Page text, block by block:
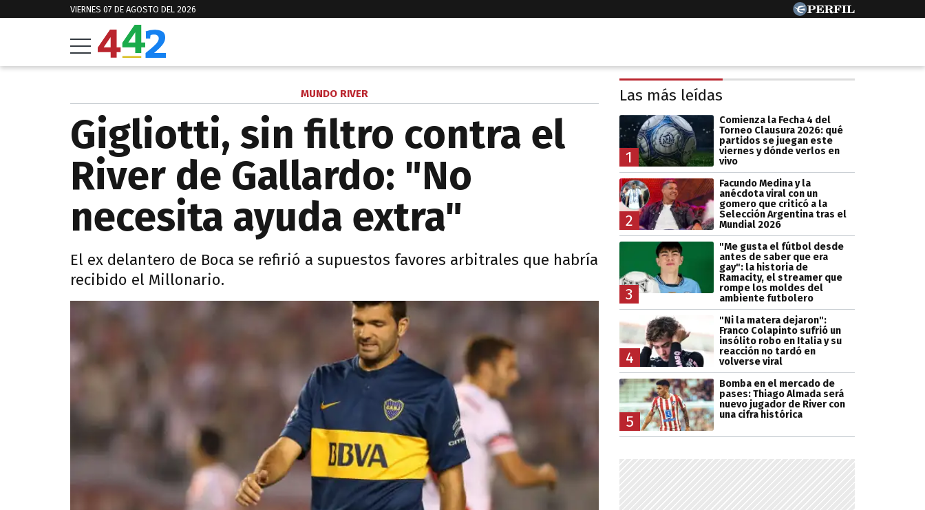
VIERNES 07 DE AGOSTO DEL 2026
MUNDO RIVER
Gigliotti, sin filtro contra el
River de Gallardo: "No
necesita ayuda extra"
El ex delantero de Boca se refirió a supuestos favores arbitrales que habría
recibido el Millonario.
Las más leídas
1
Comienza la Fecha 4 del
Torneo Clausura 2026: qué
partidos se juegan este
viernes y dónde verlos en
vivo
2
Facundo Medina y la
anécdota viral con un
gomero que criticó a la
Selección Argentina tras el
Mundial 2026
3
"Me gusta el fútbol desde
antes de saber que era
gay": la historia de
Ramacity, el streamer que
rompe los moldes del
ambiente futbolero
4
"Ni la matera dejaron":
Franco Colapinto sufrió un
insólito robo en Italia y su
reacción no tardó en
volverse viral
5
Bomba en el mercado de
pases: Thiago Almada será
nuevo jugador de River con
una cifra histórica